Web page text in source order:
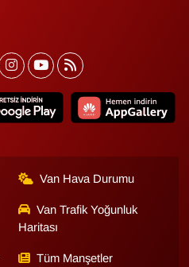
Van Hava Durumu
Van Trafik Yoğunluk
Haritası
Tüm Manşetler